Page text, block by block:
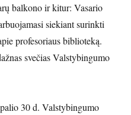
balkono ir kitur: Vasario
siekiant surinkti
profesoriaus biblioteką.
svečias Valstybingumo
30 d. Valstybingumo